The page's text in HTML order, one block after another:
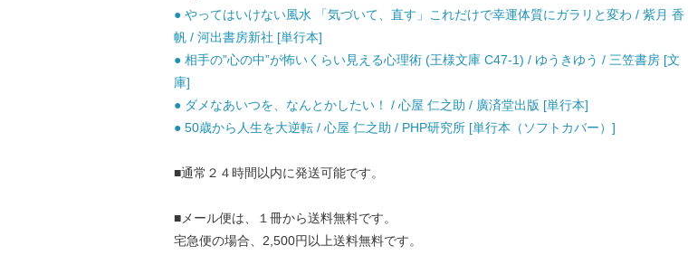
● やってはいけない風水 「気づいて、直す」これだけで幸運体質にガラリと変わ / 紫月 香
帆 / 河出書房新社 [単行本]
● 相手の”心の中”が怖いくらい見える心理術 (王様文庫 C47-1) / ゆうきゆう / 三笠書房 [文
庫]
● ダメなあいつを、なんとかしたい！ / 心屋 仁之助 / 廣済堂出版 [単行本]
● 50歳から人生を大逆転 / 心屋 仁之助 / PHP研究所 [単行本（ソフトカバー）]
■通常２４時間以内に発送可能です。
■メール便は、１冊から送料無料です。
宅急便の場合、2,500円以上送料無料です。